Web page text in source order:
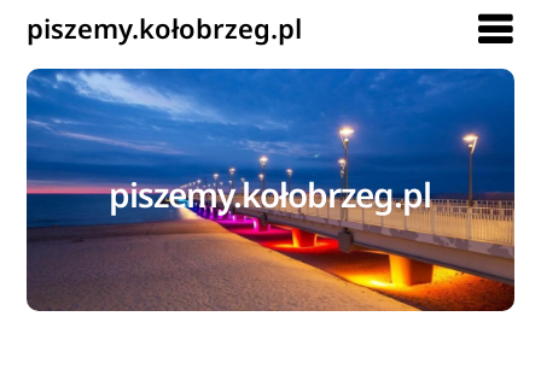
piszemy.kołobrzeg.pl
piszemy.kołobrzeg.pl